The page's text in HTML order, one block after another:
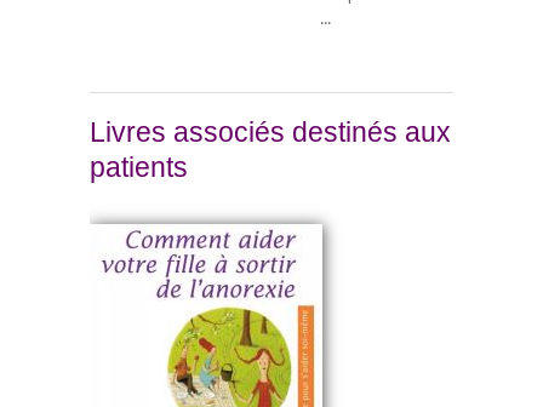
...
Livres associés destinés aux
patients